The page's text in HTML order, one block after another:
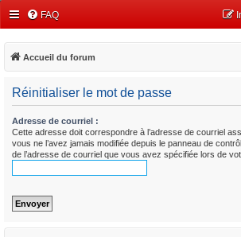
FAQ
Accueil du forum
Réinitialiser le mot de passe
Adresse de courriel :
Cette adresse doit correspondre à l’adresse de courriel
vous ne l’avez jamais modifiée depuis le panneau de
de l’adresse de courriel que vous avez spécifiée lors de